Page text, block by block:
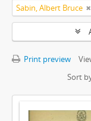
Sabin, Albert Bruce
Print preview
Sort